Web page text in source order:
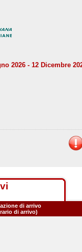
2026 - 12 Dicembre
di arrivo
di arrivo)